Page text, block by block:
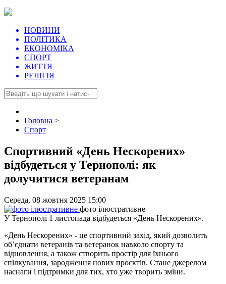
НОВИНИ
ПОЛІТИКА
ЕКОНОМІКА
СПОРТ
ЖИТТЯ
РЕЛІГІЯ
Головна >
Спорт
Спортивний «День Нескорених»
відбудеться у Тернополі: як
долучитися ветеранам
Середа, 08 жовтня 2025 15:00
фото ілюстративне
У Тернополі 1 листопада відбудеться «День Нескорених».
«День Нескорених» - це спортивний захід, який дозволить
об’єднати ветеранів та ветеранок навколо спорту та
відновлення, а також створить простір для їхнього
спілкування, зародження нових проєктів. Стане джерелом
наснаги і підтримки для тих, хто уже творить зміни.